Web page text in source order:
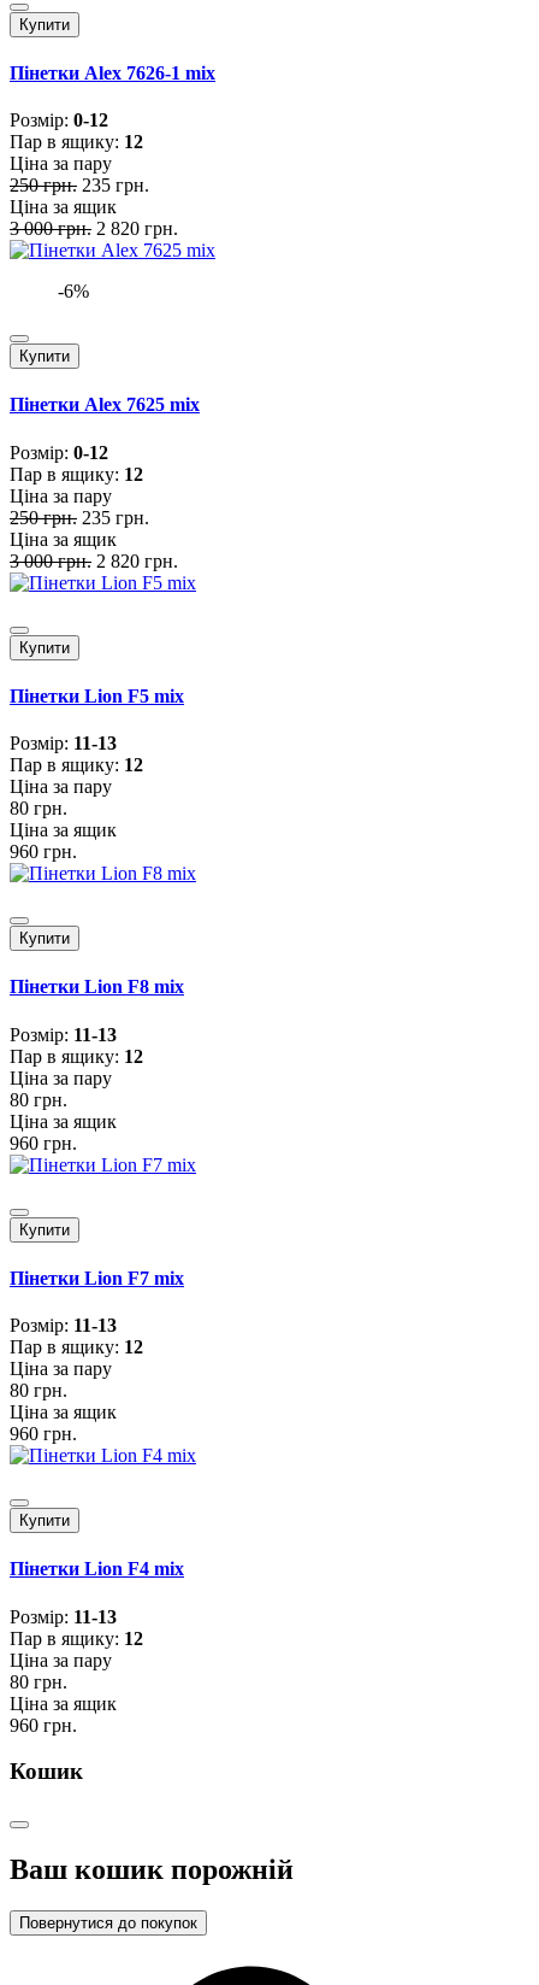
Купити
Пінетки Alex 7626-1 mix
Розмiр: 0-12
Пар в ящику: 12
Ціна за пару
250 грн. 235 грн.
Ціна за ящик
3 000 грн. 2 820 грн.
-6%
Купити
Пінетки Alex 7625 mix
Розмiр: 0-12
Пар в ящику: 12
Ціна за пару
250 грн. 235 грн.
Ціна за ящик
3 000 грн. 2 820 грн.
Купити
Пінетки Lion F5 mix
Розмiр: 11-13
Пар в ящику: 12
Ціна за пару
80 грн.
Ціна за ящик
960 грн.
Купити
Пінетки Lion F8 mix
Розмiр: 11-13
Пар в ящику: 12
Ціна за пару
80 грн.
Ціна за ящик
960 грн.
Купити
Пінетки Lion F7 mix
Розмiр: 11-13
Пар в ящику: 12
Ціна за пару
80 грн.
Ціна за ящик
960 грн.
Купити
Пінетки Lion F4 mix
Розмiр: 11-13
Пар в ящику: 12
Ціна за пару
80 грн.
Ціна за ящик
960 грн.
Кошик
Ваш кошик порожній
Повернутися до покупок